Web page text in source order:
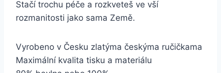
Stačí trochu péče a rozkveteš ve vší
rozmanitosti jako sama Země.
Vyrobeno v Česku zlatýma českýma ručičkama
Maximální kvalita tisku a materiálu